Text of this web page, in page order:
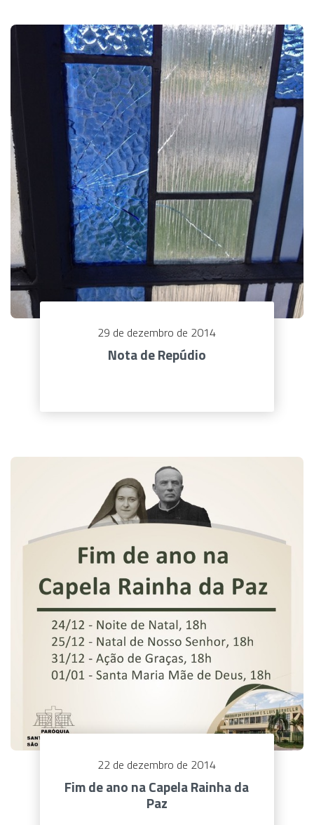
29 de dezembro de 2014
Nota de Repúdio
22 de dezembro de 2014
Fim de ano na Capela Rainha da
Paz